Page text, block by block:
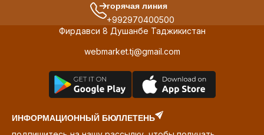
горячая линия
+992970400500
Фирдавси 8 Душанбе Таджикистан
webmarket.tj@gmail.com
ИНФОРМАЦИОННЫЙ БЮЛЛЕТЕНЬ